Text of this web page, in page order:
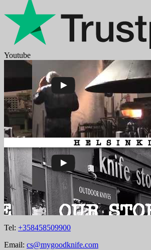
Youtube
Tel: +358458509900
Email: cs@mygoodknife.com